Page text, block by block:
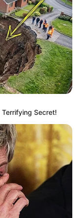
und kreisfreien
Landkreis bzw. die
und den Tipp im
Wir werden
auch in dieser
ist das
möglich.
Heng und Berg,
der Umgebung von
und Berg, gibt
Das gilt
seinen vielen
Burgen
Secret!